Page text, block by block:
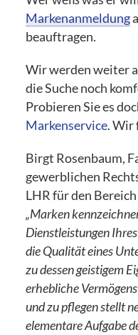
Markenanmeldung
beauftragen.
Wir werden weiter
die Suche noch
Probieren Sie es
Markenservice. Wir
Birgt Rosenbaum,
gewerblichen
LHR für den Bereich
„Marken
Dienstleistungen
die Qualität eines
zu dessen geistigem
erhebliche
und zu pflegen stellt
elementare Aufgabe